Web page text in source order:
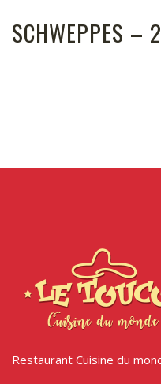
SCHWEPPES –
Restaurant Cuisine du